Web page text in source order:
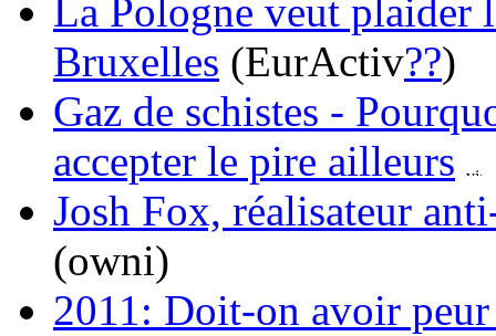
La Pologne veut plaider
Bruxelles (EurActiv??)
Gaz de schistes -
accepter le pire ailleurs
Josh Fox, réalisateur
(owni)
2011: Doit-on avoir peur